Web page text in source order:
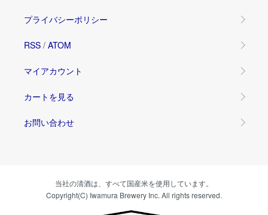
プライバシーポリシー
RSS / ATOM
マイアカウント
カートを見る
お問い合わせ
当社の清酒は、すべて国産米を使用しています。
Copyright(C) Iwamura Brewery Inc. All rights reserved.